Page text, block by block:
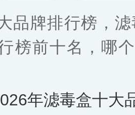
品牌排行榜，
榜前十名，哪
年滤毒盒十大